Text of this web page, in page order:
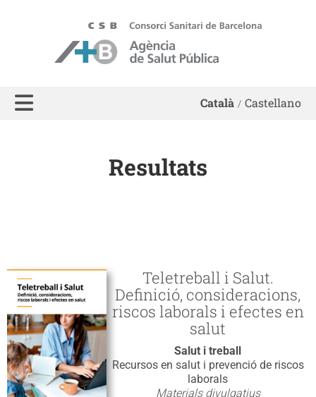
ASPB - Agència de Salut Pública de Barcelona
Català Castellano
Resultats
Teletreball i Salut.
Definició, consideracions,
riscos laborals i efectes en
salut
Salut i treball
Recursos en salut i prevenció de riscos
laborals
Materials divulgatius